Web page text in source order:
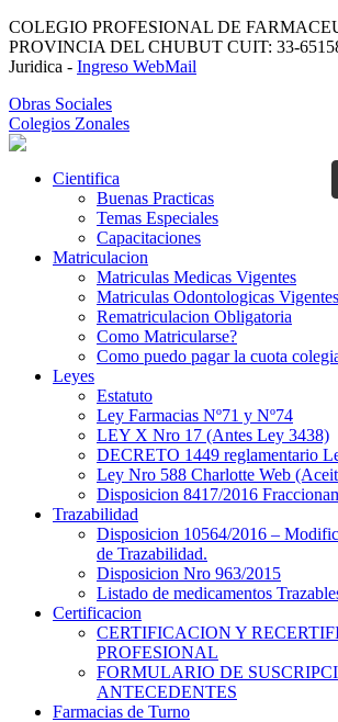
COLEGIO PROFESIONAL DE
PROVINCIA DEL CHUBUT CUIT: 33-
Juridica - Ingreso WebMail
Obras Sociales
Colegios Zonales
Cientifica
Buenas Practicas
Temas Especiales
Capacitaciones
Matriculacion
Matriculas Medicas Vigentes
Matriculas Odontologicas Vigentes
Rematriculacion Obligatoria
Como Matricularse?
Como puedo pagar la cuota
Leyes
Estatuto
Ley Farmacias Nº71 y Nº74
LEY X Nro 17 (Antes Ley 3438)
DECRETO 1449 reglamentario
Ley Nro 588 Charlotte Web
Disposicion 8417/2016
Trazabilidad
Disposicion 10564/2016 –
de Trazabilidad.
Disposicion Nro 963/2015
Listado de medicamentos
Certificacion
CERTIFICACION Y
PROFESIONAL
FORMULARIO DE
ANTECEDENTES
Farmacias de Turno